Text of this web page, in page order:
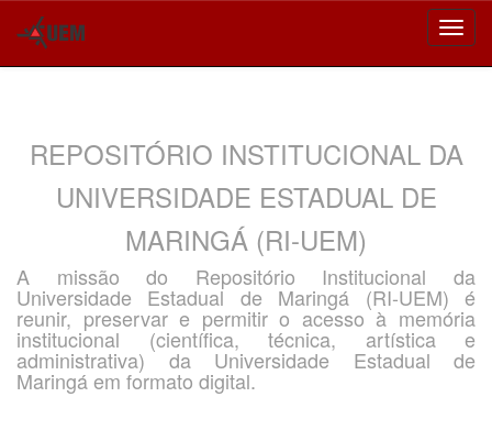
REPOSITÓRIO INSTITUCIONAL DA
UNIVERSIDADE ESTADUAL DE
MARINGÁ (RI-UEM)
A missão do Repositório Institucional da
Universidade Estadual de Maringá (RI-UEM) é
reunir, preservar e permitir o acesso à memória
institucional (científica, técnica, artística e
administrativa) da Universidade Estadual de
Maringá em formato digital.